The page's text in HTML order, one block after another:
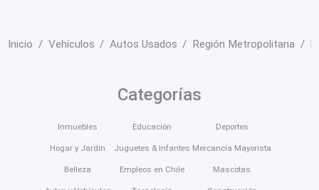
Inicio Vehículos Autos Usados Región Metropolitana
Categorías
Inmuebles
Hogar y Jardín
Belleza
Educación
Juguetes & Infantes
Empleos en Chile
Deportes
Mercancía Mayorista
Mascotas